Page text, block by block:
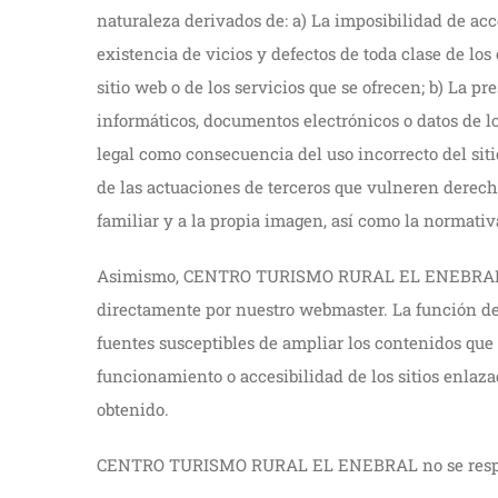
naturaleza derivados de: a) La imposibilidad de
existencia de vicios y defectos de toda clase de
sitio web o de los servicios que se ofrecen; b) La
informáticos, documentos electrónicos o datos de
legal como consecuencia del uso incorrecto del
de las actuaciones de terceros que vulneren
familiar y a la propia imagen, así como la
Asimismo, CENTRO TURISMO RURAL EL
directamente por nuestro webmaster. La función
fuentes susceptibles de ampliar los contenidos
funcionamiento o accesibilidad de los sitios
obtenido.
CENTRO TURISMO RURAL EL ENEBRAL no se